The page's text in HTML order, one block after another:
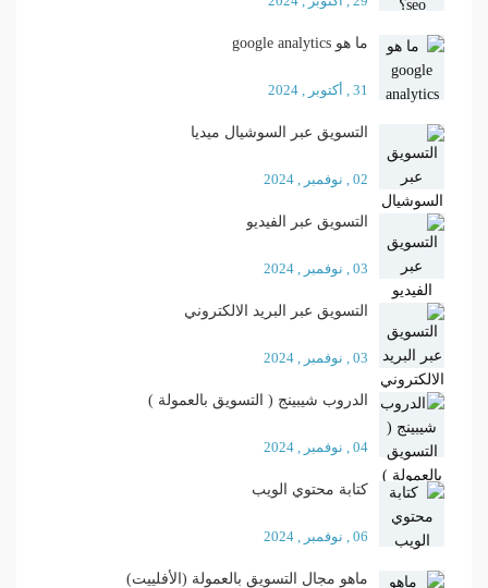
ما هو google analytics
31 , أكتوبر , 2024
التسويق عبر السوشيال ميديا
02 , نوفمبر , 2024
التسويق عبر الفيديو
03 , نوفمبر , 2024
التسويق عبر البريد الالكتروني
03 , نوفمبر , 2024
الدروب شيبينج ( التسويق بالعمولة )
04 , نوفمبر , 2024
كتابة محتوي الويب
06 , نوفمبر , 2024
ماهو مجال التسويق بالعمولة (الأفلييت)